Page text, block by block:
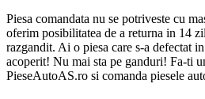
Piesa comandata nu se potriveste cu
oferim posibilitatea de a returna in 14
razgandit. Ai o piesa care s-a defectat
acoperit! Nu mai sta pe ganduri! Fa-ti
PieseAutoAS.ro si comanda piesele